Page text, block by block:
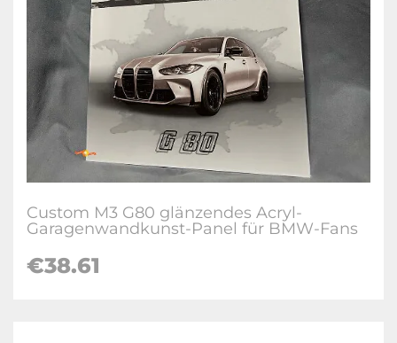
Custom M3 G80 glänzendes Acryl-
Garagenwandkunst-Panel für BMW-Fans
€38.61